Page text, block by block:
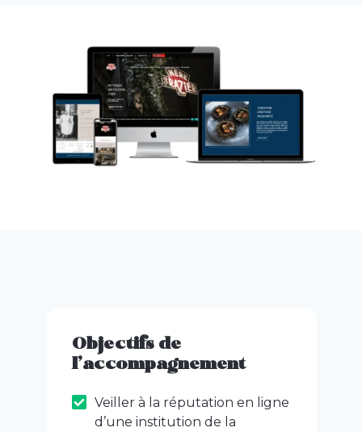
Objectifs de
l’accompagnement
Veiller à la réputation en ligne
d’une institution de la